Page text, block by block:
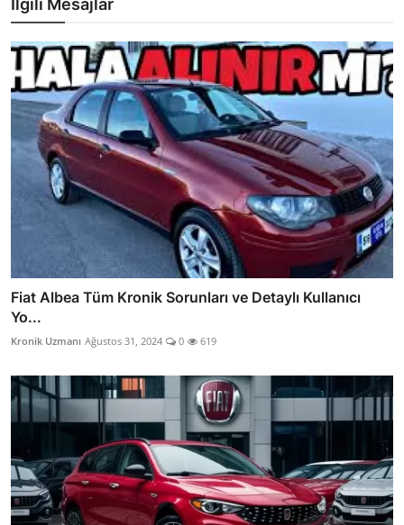
İlgili Mesajlar
Fiat Albea Tüm Kronik Sorunları ve Detaylı Kullanıcı
Yo...
Kronik Uzmanı Ağustos 31, 2024 0 619